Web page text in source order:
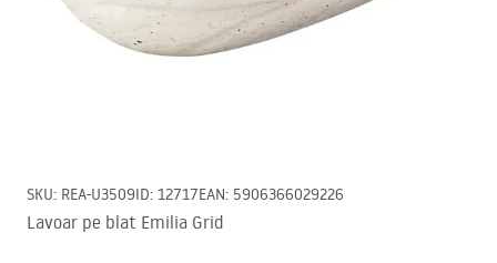
SKU: REA-U3509ID: 12717EAN: 5906366029226
Lavoar pe blat Emilia Grid